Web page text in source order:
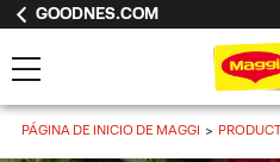
GOODNES.COM
PÁGINA DE INICIO DE MAGGI